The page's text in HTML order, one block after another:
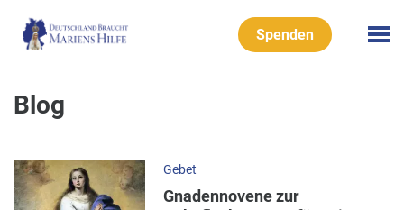
Spenden
Blog
Gebet
Gnadennovene zur